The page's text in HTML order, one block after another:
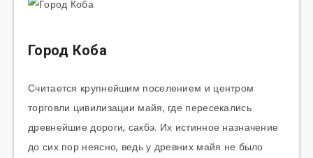
Город Коба
Считается крупнейшим поселением и центром
торговли цивилизации майя, где пересекались
древнейшие дороги, сакбэ. Их истинное назначение
до сих пор неясно, ведь у древних майя не было